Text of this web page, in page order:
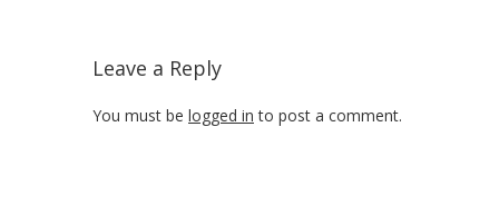
Leave a Reply
You must be logged in to post a comment.